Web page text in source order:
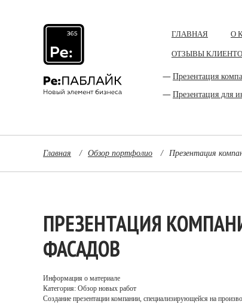
ГЛАВНАЯ О
ОТЗЫВЫ
Презентация
Презентация для
Главная / Обзор портфолио / Презентация
ПРЕЗЕНТАЦИЯ
ФАСАДОВ
Информация о материале
Категория: Обзор новых работ
Создание презентации компании, специализирующейся на